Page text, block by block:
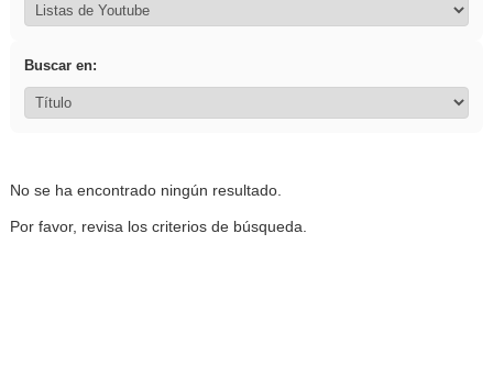
Buscar en:
No se ha encontrado ningún resultado.
Por favor, revisa los criterios de búsqueda.